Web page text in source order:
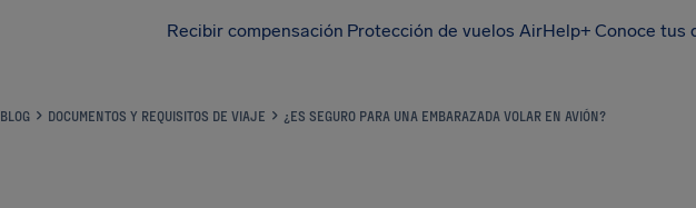
Recibir compensación Protección de vuelos AirHelp+ Conoce tus
BLOG DOCUMENTOS Y REQUISITOS DE VIAJE ¿ES SEGURO PARA UNA EMBARAZADA VOLAR EN AVIÓN?